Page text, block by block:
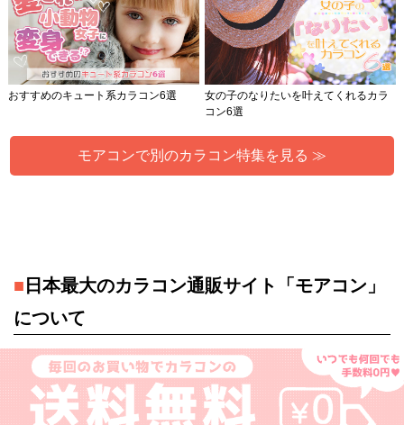
おすすめのキュート系カラコン6選
女の子のなりたいを叶えてくれるカラ
コン6選
モアコンで別のカラコン特集を見る ≫
■ 日本最大のカラコン通販サイト「モアコン」
について